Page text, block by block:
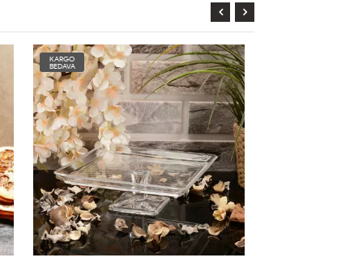
KARGO
BEDAVA